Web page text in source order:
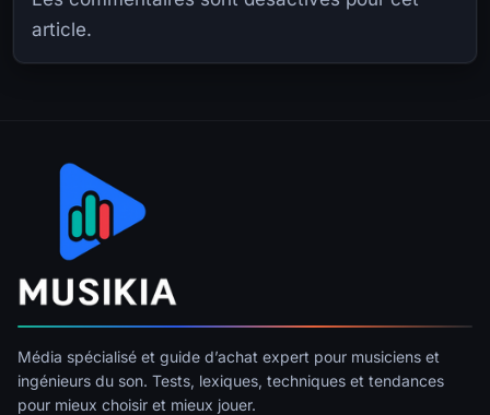
article.
Média spécialisé et guide d’achat expert pour musiciens et
ingénieurs du son. Tests, lexiques, techniques et tendances
pour mieux choisir et mieux jouer.